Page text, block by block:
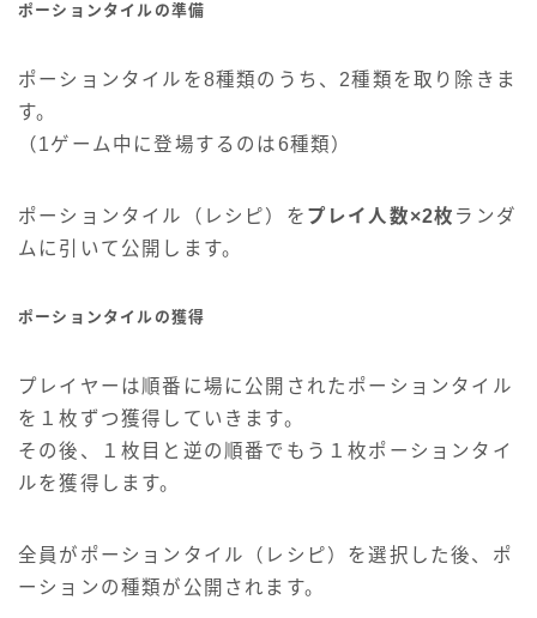
ポーションタイルの準備
ポーションタイルを8種類のうち、2種類を取り除きま
す。
（1ゲーム中に登場するのは6種類）
ポーションタイル（レシピ）を プレイ人数×2枚 ランダ
ムに引いて公開します。
ポーションタイルの獲得
プレイヤーは順番に場に公開されたポーションタイル
を１枚ずつ獲得していきます。
その後、１枚目と逆の順番でもう１枚ポーションタイ
ルを獲得します。
全員がポーションタイル（レシピ）を選択した後、ポ
ーションの種類が公開されます。